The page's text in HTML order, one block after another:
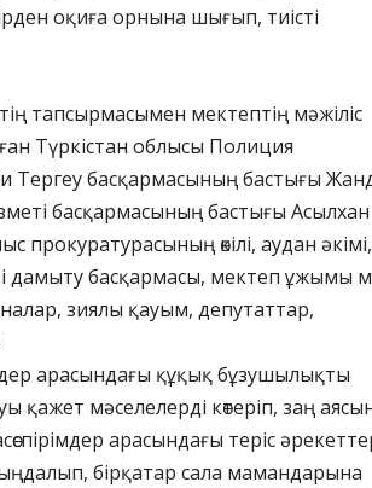
оқиға орнына шығып, тиісті
тапсырмасымен мектептің мәжіліс
Түркістан облысы Полиция
Тергеу басқармасының бастығы
басқармасының бастығы Асылхан
прокуратурасының өкілі, аудан әкімі,
дамыту басқармасы, мектеп ұжымы
зиялы қауым, депутаттар,
арасындағы құқық бұзушылықты
мәселелерді көтеріп, заң
арасындағы теріс
бірқатар сала мамандарына